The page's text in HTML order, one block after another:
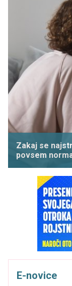
Zakaj se
povsem
E-novice